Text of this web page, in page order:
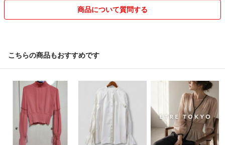
購入後のキャンセルはご遠慮ください。ご確認の上ご購入お願い致しま
す。
喫煙者なし
よろしくお願い致します^_^
商品について質問する
こちらの商品もおすすめです